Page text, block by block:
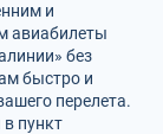
и
авиабилеты
без
быстро и
перелета.
пункт